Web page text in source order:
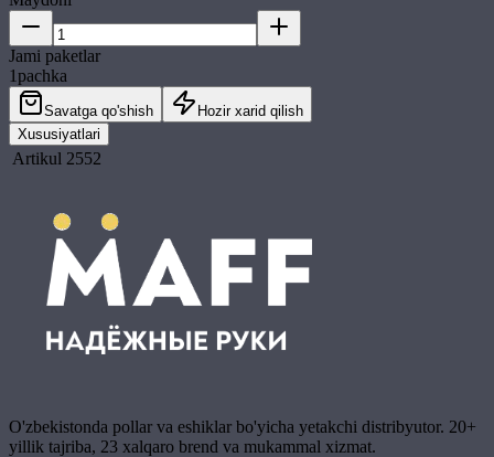
Jami paketlar
1pachka
Savatga qo'shish
Hozir xarid qilish
Xususiyatlari
Artikul 2552
O'zbekistonda pollar va eshiklar bo'yicha yetakchi distribyutor. 20+
yillik tajriba, 23 xalqaro brend va mukammal xizmat.